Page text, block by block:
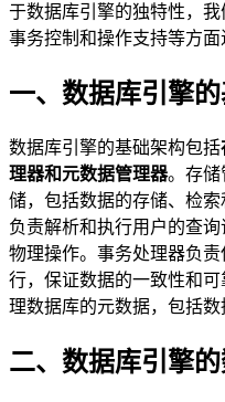
于数据库引擎的独特性，我
事务控制和操作支持等方面
一、数据库引擎
数据库引擎的基础架构包括
理器和元数据管理器。存储
储，包括数据的存储、检
负责解析和执行用户的查
物理操作。事务处理器负
行，保证数据的一致性和
理数据库的元数据，包括数
二、数据库引擎